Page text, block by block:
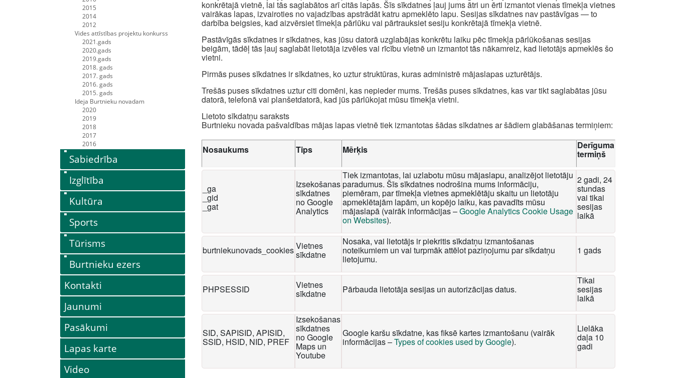
2015
2014
2012
Vides attīstības projektu konkurss
2021.gads
2020.gads
2019.gads
2018. gads
2017. gads
2016. gads
2015. gads
Ideja Burtnieku novadam
2020
2019
2018
2017
2016
Sabiedrība
Izglītība
Kultūra
Sports
Tūrisms
Burtnieku ezers
Kontakti
Jaunumi
Pasākumi
Lapas karte
Video
konkrētajā vietnē, lai tās saglabātos arī citās lapās. Šīs sīkdatnes ļauj jums ātri un ērti izmantot vienas tīmekļa vietnes
vairākas lapas, izvairoties no vajadzības apstrādāt katru apmeklēto lapu. Sesijas sīkdatnes nav pastāvīgas — to
darbība beigsies, kad aizvērsiet tīmekļa pārlūku vai pārtrauksiet sesiju konkrētajā tīmekļa vietnē.
Pastāvīgās sīkdatnes ir sīkdatnes, kas jūsu datorā uzglabājas konkrētu laiku pēc tīmekļa pārlūkošanas sesijas
beigām, tādēļ tās ļauj saglabāt lietotāja izvēles vai rīcību vietnē un izmantot tās nākamreiz, kad lietotājs apmeklēs šo
vietni.
Pirmās puses sīkdatnes ir sīkdatnes, ko uztur struktūras, kuras administrē mājaslapas uzturētājs.
Trešās puses sīkdatnes uztur citi domēni, kas nepieder mums. Trešās puses sīkdatnes, kas var tikt saglabātas jūsu
datorā, telefonā vai planšetdatorā, kad jūs pārlūkojat mūsu tīmekļa vietni.
Lietoto sīkdatņu saraksts
Burtnieku novada pašvaldības mājas lapas vietnē tiek izmantotas šādas sīkdatnes ar šādiem glabāšanas termiņiem:
Nosaukums Tips Mērķis Derīguma
termiņš
_ga
_gid
_gat
Izsekošanas
sīkdatnes
no Google
Analytics
Tiek izmantotas, lai uzlabotu mūsu mājaslapu, analizējot lietotāju
paradumus. Šīs sīkdatnes nodrošina mums informāciju,
piemēram, par tīmekļa vietnes apmeklētāju skaitu un lietotāju
apmeklētajām lapām, un kopējo laiku, kas pavadīts mūsu
mājaslapā (vairāk informācijas –Google Analytics Cookie Usage
on Websites).
2 gadi, 24
stundas
vai tikai
sesijas
laikā
burtniekunovads_cookiesVietnes
sīkdatne
Nosaka, vai lietotājs ir piekritis sīkdatņu izmantošanas
noteikumiem un vai turpmāk attēlot paziņojumu par sīkdatņu
lietojumu.
1 gads
PHPSESSID Vietnes
sīkdatne Pārbauda lietotāja sesijas un autorizācijas datus.
Tikai
sesijas
laikā
SID, SAPISID, APISID,
SSID, HSID, NID, PREF
Izsekošanas
sīkdatnes
no Google
Maps un
Youtube
Google karšu sīkdatne, kas fiksē kartes izmantošanu (vairāk
informācijas –Types of cookies used by Google).
Lielāka
daļa 10
gadi